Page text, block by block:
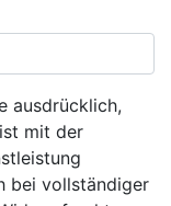
ausdrücklich,
mit der
bei vollständiger